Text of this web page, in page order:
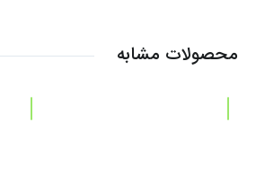
محصولات مشابه